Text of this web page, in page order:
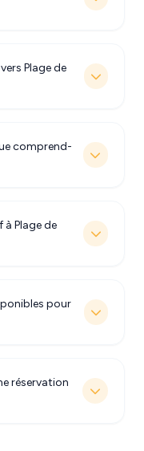
Plage de
comprend-
Plage de
pour
réservation